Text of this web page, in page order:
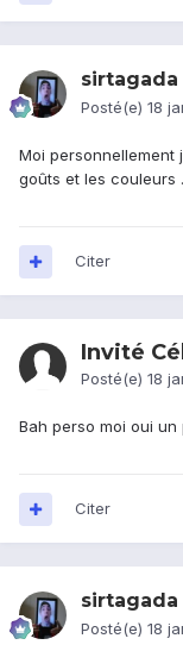
sirtagada
Posté(e) 18
Moi personnellement
goûts et les couleurs
Citer
Invité
Posté(e) 18
Bah perso moi oui
Citer
sirtagada
Posté(e) 18